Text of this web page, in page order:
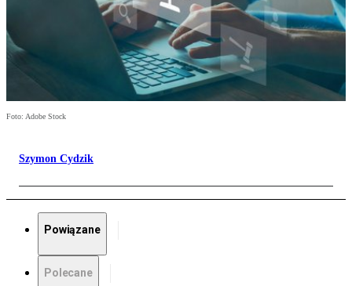
Foto: Adobe Stock
Szymon Cydzik
Powiązane
Polecane